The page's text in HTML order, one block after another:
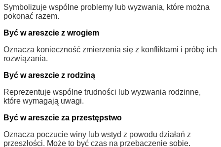
Symbolizuje wspólne problemy lub wyzwania, które można
pokonać razem.
Być w areszcie z wrogiem
Oznacza konieczność zmierzenia się z konfliktami i próbę ich
rozwiązania.
Być w areszcie z rodziną
Reprezentuje wspólne trudności lub wyzwania rodzinne,
które wymagają uwagi.
Być w areszcie za przestępstwo
Oznacza poczucie winy lub wstyd z powodu działań z
przeszłości. Może to być czas na przebaczenie sobie.